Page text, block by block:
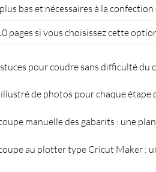
bas et nécessaires à la confection
pages si vous choisissez cette
pour coudre sans difficulté du
de photos pour chaque étape
manuelle des gabarits : une
au plotter type Cricut Maker :